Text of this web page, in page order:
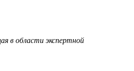
в области экспертной